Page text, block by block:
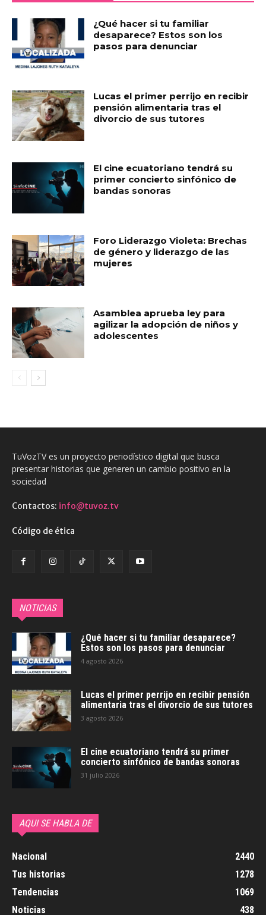
¿Qué hacer si tu familiar
desaparece? Estos son los
pasos para denunciar
Lucas el primer perrijo en recibir
pensión alimentaria tras el
divorcio de sus tutores
El cine ecuatoriano tendrá su
primer concierto sinfónico de
bandas sonoras
Foro Liderazgo Violeta: Brechas
de género y liderazgo de las
mujeres
Asamblea aprueba ley para
agilizar la adopción de niños y
adolescentes
TuVozTV es un proyecto periodístico digital que busca
presentar historias que generen un cambio positivo en la
sociedad
Contactos: info@tuvoz.tv
Código de ética
NOTICIAS
¿Qué hacer si tu familiar desaparece?
Estos son los pasos para denunciar
4 agosto 2026
Lucas el primer perrijo en recibir pensión
alimentaria tras el divorcio de sus tutores
3 agosto 2026
El cine ecuatoriano tendrá su primer
concierto sinfónico de bandas sonoras
31 julio 2026
AQUI SE HABLA DE
Nacional
2440
Tus historias
1278
Tendencias
1069
Noticias
438